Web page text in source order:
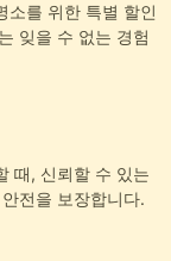
소를 위한 특별 할인
잊을 수 없는 경험
때, 신뢰할 수 있는
전을 보장합니다.